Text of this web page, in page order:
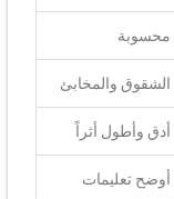
محسوبة
الشقوق والمخابئ
أدق وأطول أثراً
أوضح تعليمات